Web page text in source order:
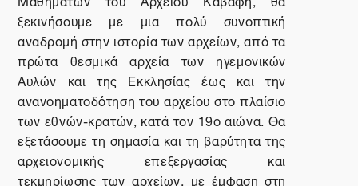
ξεκινήσουμε με μια πολύ συνοπτική
αναδρομή στην ιστορία των αρχείων, από τα
πρώτα θεσμικά αρχεία των ηγεμονικών
Αυλών και της Εκκλησίας έως και την
ανανοηματοδότηση του αρχείου στο πλαίσιο
των εθνών-κρατών, κατά τον 19ο αιώνα. Θα
εξετάσουμε τη σημασία και τη βαρύτητα της
αρχειονομικής επεξεργασίας και
τεκμηρίωσης των αρχείων, με έμφαση στη